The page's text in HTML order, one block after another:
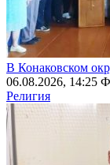
В Конаковском
06.08.2026, 14:25
Религия